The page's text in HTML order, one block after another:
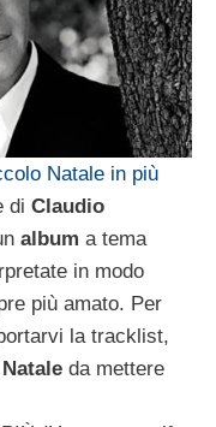
Natale in più
di Claudio
album a tema
in modo
più amato. Per
la tracklist,
da mettere